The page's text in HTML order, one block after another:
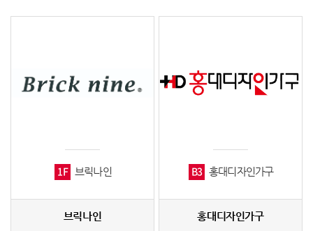
1F 브릭나인
브릭나인
B3 홍대디자인가구
홍대디자인가구